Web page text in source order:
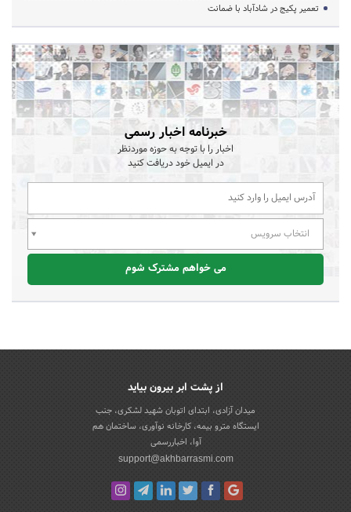
تعمیر پکیج در شادآباد با ضمانت
خبرنامه اخبار رسمی
اخبار را با توجه به حوزه موردنظر
در ایمیل خود دریافت کنید
انتخاب سرویس
می خواهم مشترک شوم
از پشت ابر بیرون بیاید
میدان آزادی، ابتدای اتوبان شهید لشکری، جنب
ایستگاه مترو بیمه، کارخانه نوآوری، ساختمان هم
آوا، اخباررسمی
support@akhbarrasmi.com